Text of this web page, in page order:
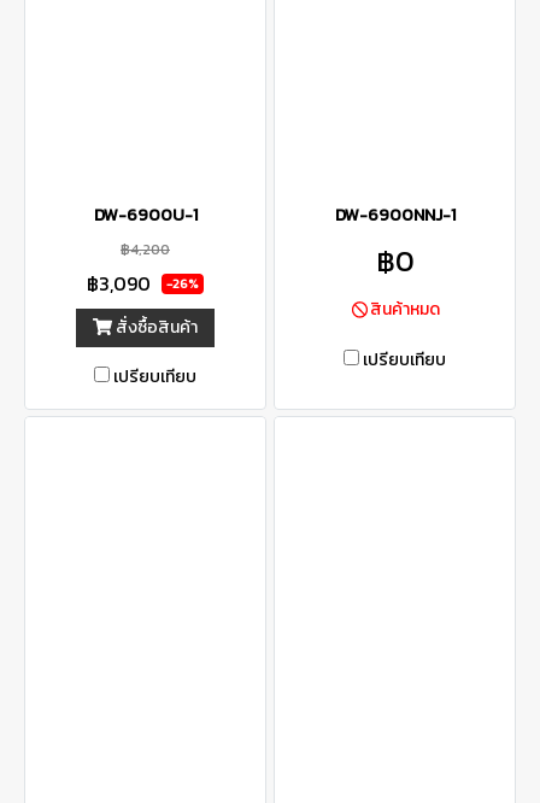
DW-6900U-1
฿4,200
฿3,090 -26%
สั่งซื้อสินค้า
เปรียบเทียบ
DW-6900NNJ-1
฿0
สินค้าหมด
เปรียบเทียบ